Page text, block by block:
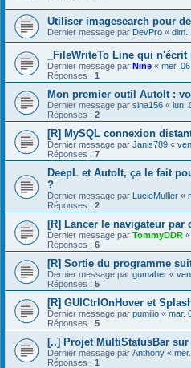
Utiliser imagesearch pour
Dernier message par DevPro « dim.
_FileWriteTo Line qui
Dernier message par Nine « mer.
Réponses : 1
Mon premier outil AutoIt :
Dernier message par sina156 « lun.
Réponses : 2
[R] MySQL connexion
Dernier message par Janis789 «
Réponses : 7
DeepL et AutoIt, ça le fait
?
Dernier message par LucieMullier «
Réponses : 2
[R] Lancer le navigateur par
Dernier message par TommyDDR «
Réponses : 6
[R] Sortie du programme
Dernier message par gumaher «
Réponses : 5
[R] GUICtrlOnHover et
Dernier message par pumilio « mar.
Réponses : 5
[..] Projet MultiStatusBar sur
Dernier message par Anthony «
Réponses : 1